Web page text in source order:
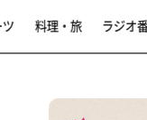
料理・旅 ラジオ